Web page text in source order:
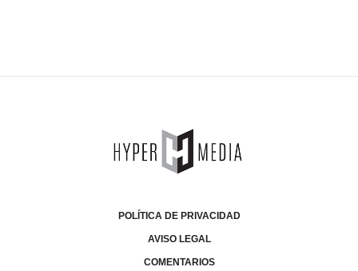
POLÍTICA DE PRIVACIDAD
AVISO LEGAL
COMENTARIOS